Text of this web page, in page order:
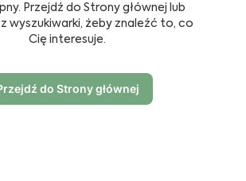
Przejdź do Strony głównej lub
wyszukiwarki, żeby znaleźć to, co
Cię interesuje.
do Strony głównej